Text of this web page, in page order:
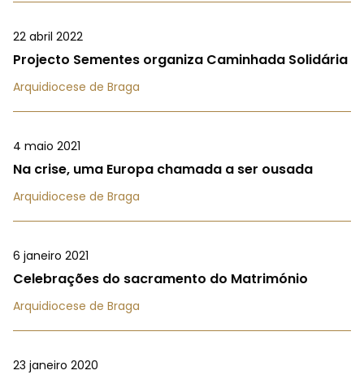
22 abril 2022
Projecto Sementes organiza Caminhada Solidária
Arquidiocese de Braga
4 maio 2021
Na crise, uma Europa chamada a ser ousada
Arquidiocese de Braga
6 janeiro 2021
Celebrações do sacramento do Matrimónio
Arquidiocese de Braga
23 janeiro 2020